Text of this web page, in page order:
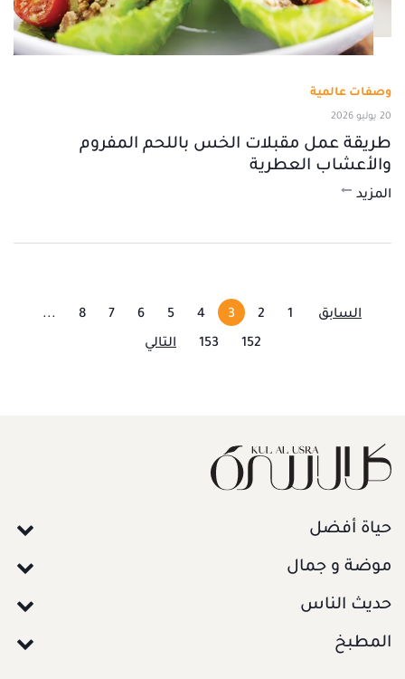
وصفات عالمية
20 يوليو 2026
طريقة عمل مقبلات الخس باللحم المفروم
والأعشاب العطرية
المزيد
السابق 1
2
3
4
5
6
7
8
...
152
153 التالي
حياة أفضل
موضة و جمال
حديث الناس
المطبخ